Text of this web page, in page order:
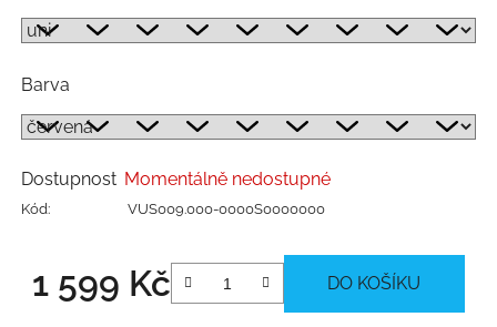
Barva
Dostupnost Momentálně nedostupné
Kód: VUS009.000-0000S0000000
1 599 Kč DO KOŠÍKU